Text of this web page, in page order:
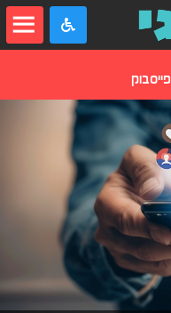
פייסבוק